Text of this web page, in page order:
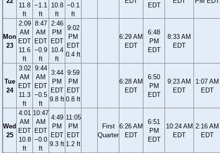
11.8
ft
−1.1
ft
10.8
ft
−0.1
ft
EDT
Mon
23
2:09
AM
EDT
11.6
ft
8:47
AM
EDT
−0.9
ft
2:46
PM
EDT
10.4
ft
9:02
PM
EDT
0.4 ft
6:29 AM
EDT
6:48
PM
EDT
8:33 AM
EDT
Tue
24
3:02
AM
EDT
11.3
ft
9:44
AM
EDT
−0.5
ft
3:44
PM
EDT
9.8 ft
9:59
PM
EDT
0.8 ft
6:28 AM
EDT
6:50
PM
EDT
9:23 AM
EDT
1:07 AM
EDT
Wed
25
4:01
AM
EDT
10.8
ft
10:47
AM
EDT
−0.0
ft
4:49
PM
EDT
9.3 ft
11:05
PM
EDT
1.2 ft
First
Quarter
6:26 AM
EDT
6:51
PM
EDT
10:24 AM
EDT
2:16 AM
EDT